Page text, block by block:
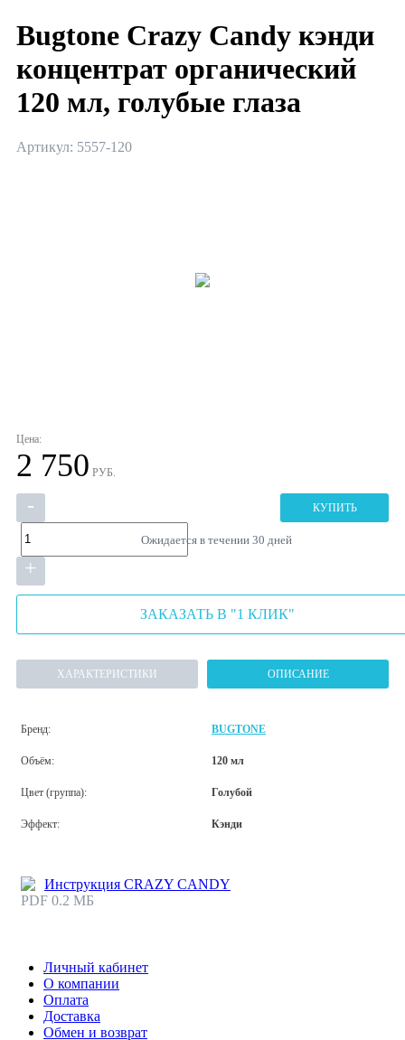
Bugtone Crazy Candy кэнди
концентрат органический
120 мл, голубые глаза
Артикул: 5557-120
Цена:
2 750 РУБ.
-
+
КУПИТЬ
Ожидается в течении 30 дней
ЗАКАЗАТЬ В "1 КЛИК"
ХАРАКТЕРИСТИКИ ОПИСАНИЕ
Бренд: BUGTONE
Объём: 120 мл
Цвет (группа): Голубой
Эффект: Кэнди
Инструкция CRAZY CANDY
PDF 0.2 МБ
Личный кабинет
О компании
Оплата
Доставка
Обмен и возврат